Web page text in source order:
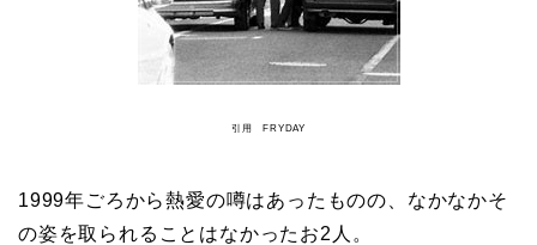
画像や離婚理由は？
田村淳と嫁・香那の結婚
破局から復縁へ
引用 FRYDAY
1999年ごろから熱愛の噂はあったものの、なかなかそ
の姿を取られることはなかったお2人。